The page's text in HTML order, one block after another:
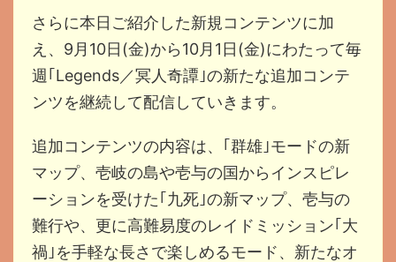
さらに本日ご紹介した新規コンテンツに加
え、9月10日(金)から10月1日(金)にわたって毎
週｢Legends／冥人奇譚｣の新たな追加コンテ
ンツを継続して配信していきます。
追加コンテンツの内容は、｢群雄｣モードの新
マップ、壱岐の島や壱与の国からインスピレ
ーションを受けた｢九死｣の新マップ、壱与の
難行や、更に高難易度のレイドミッション｢大
禍｣を手軽な長さで楽しめるモード、新たなオ